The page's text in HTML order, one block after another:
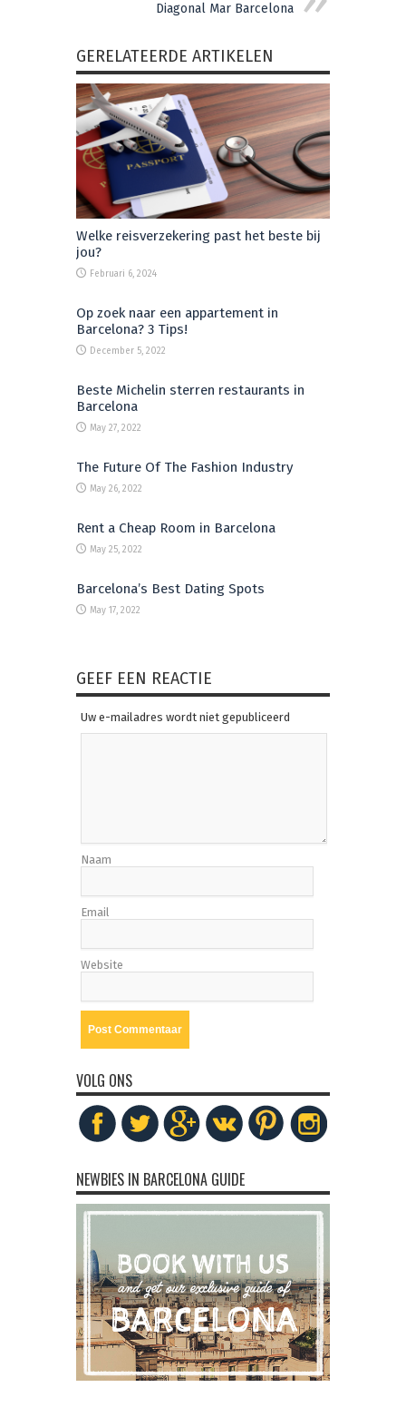
Diagonal Mar Barcelona
GERELATEERDE ARTIKELEN
Welke reisverzekering past het beste bij
jou?
Februari 6, 2024
Op zoek naar een appartement in
Barcelona? 3 Tips!
December 5, 2022
Beste Michelin sterren restaurants in
Barcelona
May 27, 2022
The Future Of The Fashion Industry
May 26, 2022
Rent a Cheap Room in Barcelona
May 25, 2022
Barcelona’s Best Dating Spots
May 17, 2022
GEEF EEN REACTIE
Uw e-mailadres wordt niet gepubliceerd
Naam
Email
Website
VOLG ONS
NEWBIES IN BARCELONA GUIDE